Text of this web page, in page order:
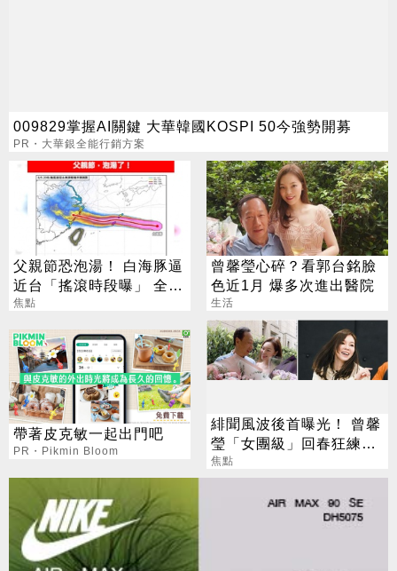
009829掌握AI關鍵 大華韓國KOSPI 50今強勢開募
PR・大華銀全能行銷方案
父親節恐泡湯！ 白海豚逼
近台「搖滾時段曝」 全台
雨彈開炸
焦點
曾馨瑩心碎？看郭台銘臉
色近1月 爆多次進出醫院
生活
帶著皮克敏一起出門吧
PR・Pikmin Bloom
緋聞風波後首曝光！ 曾馨
瑩「女團級」回春狂練舞
郭董獨自公園散步
焦點